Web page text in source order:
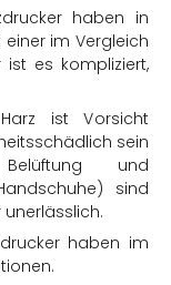
haben in
im Vergleich
ist es kompliziert,
ist Vorsicht
sein
und
sind
haben im